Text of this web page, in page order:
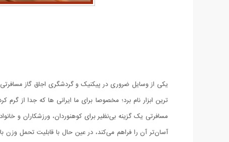
یکی از وسایل ضروری در پیکنیک و گردشگری اجاق گاز
ترین ابزار نام برد؛ مخصوصا برای ما ایرانی ها که جدا از
مسافرتی یک گزینه بی‌نظیر برای کوهنوردان، ورزشکاران و
آسان‌تر آن را فراهم می‌کند، در عین حال با قابلیت تحمل